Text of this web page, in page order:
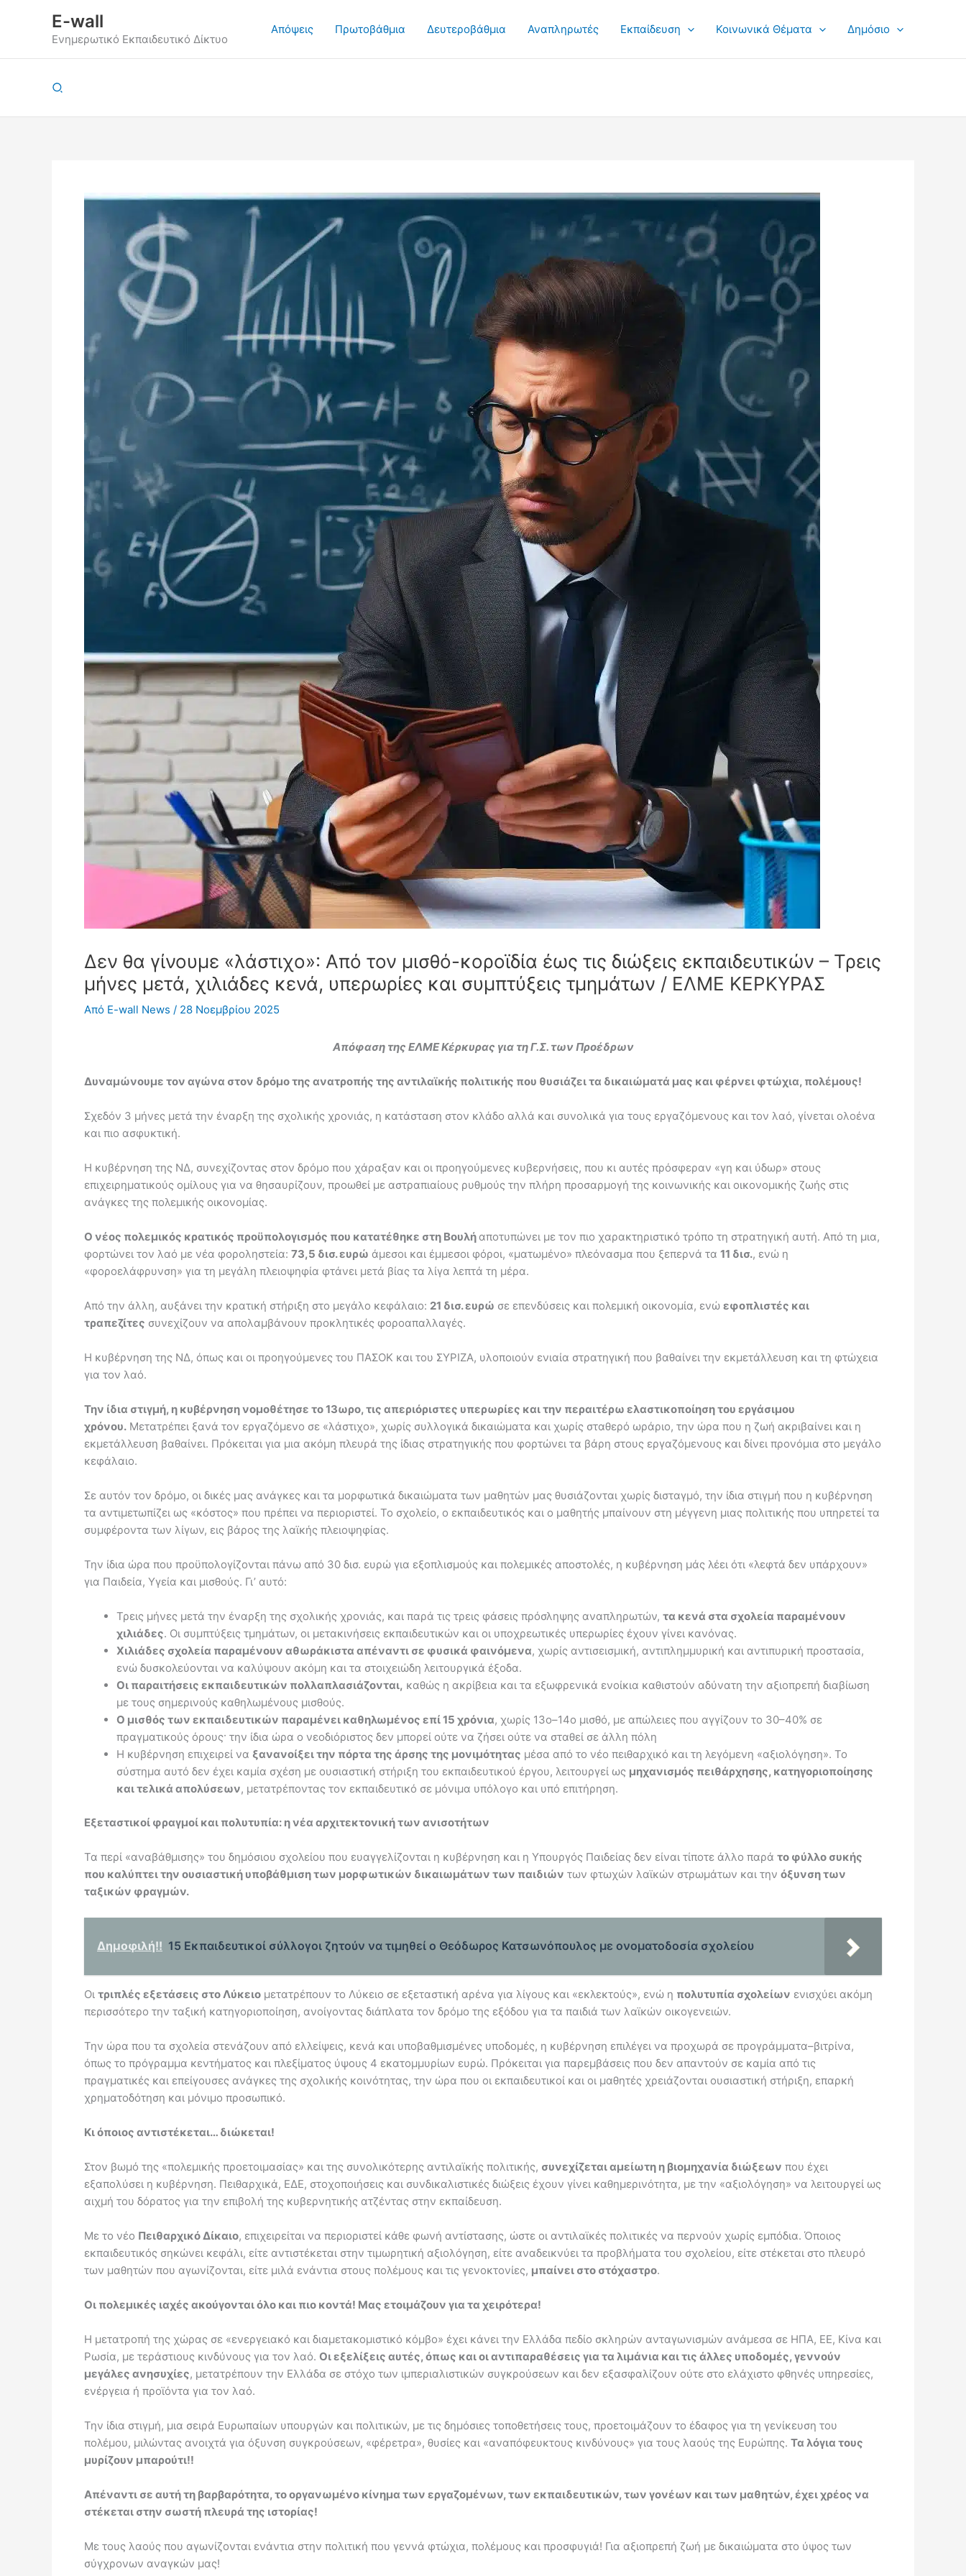
περιεχόμενο
E-wall
Ενημερωτικό Εκπαιδευτικό Δίκτυο
Απόψεις Πρωτοβάθμια Δευτεροβάθμια Αναπληρωτές Εκπαίδευση Κοινωνικά Θέματα Δημόσιο
Αναζήτηση
Δεν θα γίνουμε «λάστιχο»: Από τον μισθό-κοροϊδία έως τις διώξεις εκπαιδευτικών – Τρεις
μήνες μετά, χιλιάδες κενά, υπερωρίες και συμπτύξεις τμημάτων / ΕΛΜΕ ΚΕΡΚΥΡΑΣ
Από E-wall News / 28 Νοεμβρίου 2025
Απόφαση της ΕΛΜΕ Κέρκυρας για τη Γ.Σ. των Προέδρων
Δυναμώνουμε τον αγώνα στον δρόμο της ανατροπής της αντιλαϊκής πολιτικής που θυσιάζει τα δικαιώματά μας και φέρνει φτώχια, πολέμους!
Σχεδόν 3 μήνες μετά την έναρξη της σχολικής χρονιάς, η κατάσταση στον κλάδο αλλά και συνολικά για τους εργαζόμενους και τον λαό, γίνεται ολοένα
και πιο ασφυκτική.
Η κυβέρνηση της ΝΔ, συνεχίζοντας στον δρόμο που χάραξαν και οι προηγούμενες κυβερνήσεις, που κι αυτές πρόσφεραν «γη και ύδωρ» στους
επιχειρηματικούς ομίλους για να θησαυρίζουν, προωθεί με αστραπιαίους ρυθμούς την πλήρη προσαρμογή της κοινωνικής και οικονομικής ζωής στις
ανάγκες της πολεμικής οικονομίας.
Ο νέος πολεμικός κρατικός προϋπολογισμός που κατατέθηκε στη Βουλή αποτυπώνει με τον πιο χαρακτηριστικό τρόπο τη στρατηγική αυτή. Από τη μια,
φορτώνει τον λαό με νέα φοροληστεία: 73,5 δισ. ευρώ άμεσοι και έμμεσοι φόροι, «ματωμένο» πλεόνασμα που ξεπερνά τα 11 δισ., ενώ η
«φοροελάφρυνση» για τη μεγάλη πλειοψηφία φτάνει μετά βίας τα λίγα λεπτά τη μέρα.
Από την άλλη, αυξάνει την κρατική στήριξη στο μεγάλο κεφάλαιο: 21 δισ. ευρώ σε επενδύσεις και πολεμική οικονομία, ενώ εφοπλιστές και
τραπεζίτες συνεχίζουν να απολαμβάνουν προκλητικές φοροαπαλλαγές.
Η κυβέρνηση της ΝΔ, όπως και οι προηγούμενες του ΠΑΣΟΚ και του ΣΥΡΙΖΑ, υλοποιούν ενιαία στρατηγική που βαθαίνει την εκμετάλλευση και τη φτώχεια
για τον λαό.
Την ίδια στιγμή, η κυβέρνηση νομοθέτησε το 13ωρο, τις απεριόριστες υπερωρίες και την περαιτέρω ελαστικοποίηση του εργάσιμου
χρόνου. Μετατρέπει ξανά τον εργαζόμενο σε «λάστιχο», χωρίς συλλογικά δικαιώματα και χωρίς σταθερό ωράριο, την ώρα που η ζωή ακριβαίνει και η
εκμετάλλευση βαθαίνει. Πρόκειται για μια ακόμη πλευρά της ίδιας στρατηγικής που φορτώνει τα βάρη στους εργαζόμενους και δίνει προνόμια στο μεγάλο
κεφάλαιο.
Σε αυτόν τον δρόμο, οι δικές μας ανάγκες και τα μορφωτικά δικαιώματα των μαθητών μας θυσιάζονται χωρίς δισταγμό, την ίδια στιγμή που η κυβέρνηση
τα αντιμετωπίζει ως «κόστος» που πρέπει να περιοριστεί. Το σχολείο, ο εκπαιδευτικός και ο μαθητής μπαίνουν στη μέγγενη μιας πολιτικής που υπηρετεί τα
συμφέροντα των λίγων, εις βάρος της λαϊκής πλειοψηφίας.
Την ίδια ώρα που προϋπολογίζονται πάνω από 30 δισ. ευρώ για εξοπλισμούς και πολεμικές αποστολές, η κυβέρνηση μάς λέει ότι «λεφτά δεν υπάρχουν»
για Παιδεία, Υγεία και μισθούς. Γι’ αυτό:
Τρεις μήνες μετά την έναρξη της σχολικής χρονιάς, και παρά τις τρεις φάσεις πρόσληψης αναπληρωτών, τα κενά στα σχολεία παραμένουν
χιλιάδες. Οι συμπτύξεις τμημάτων, οι μετακινήσεις εκπαιδευτικών και οι υποχρεωτικές υπερωρίες έχουν γίνει κανόνας.
Χιλιάδες σχολεία παραμένουν αθωράκιστα απέναντι σε φυσικά φαινόμενα, χωρίς αντισεισμική, αντιπλημμυρική και αντιπυρική προστασία,
ενώ δυσκολεύονται να καλύψουν ακόμη και τα στοιχειώδη λειτουργικά έξοδα.
Οι παραιτήσεις εκπαιδευτικών πολλαπλασιάζονται, καθώς η ακρίβεια και τα εξωφρενικά ενοίκια καθιστούν αδύνατη την αξιοπρεπή διαβίωση
με τους σημερινούς καθηλωμένους μισθούς.
Ο μισθός των εκπαιδευτικών παραμένει καθηλωμένος επί 15 χρόνια, χωρίς 13ο–14ο μισθό, με απώλειες που αγγίζουν το 30–40% σε
πραγματικούς όρους· την ίδια ώρα ο νεοδιόριστος δεν μπορεί ούτε να ζήσει ούτε να σταθεί σε άλλη πόλη
Η κυβέρνηση επιχειρεί να ξανανοίξει την πόρτα της άρσης της μονιμότητας μέσα από το νέο πειθαρχικό και τη λεγόμενη «αξιολόγηση». Το
σύστημα αυτό δεν έχει καμία σχέση με ουσιαστική στήριξη του εκπαιδευτικού έργου, λειτουργεί ως μηχανισμός πειθάρχησης, κατηγοριοποίησης
και τελικά απολύσεων, μετατρέποντας τον εκπαιδευτικό σε μόνιμα υπόλογο και υπό επιτήρηση.
Εξεταστικοί φραγμοί και πολυτυπία: η νέα αρχιτεκτονική των ανισοτήτων
Τα περί «αναβάθμισης» του δημόσιου σχολείου που ευαγγελίζονται η κυβέρνηση και η Υπουργός Παιδείας δεν είναι τίποτε άλλο παρά το φύλλο συκής
που καλύπτει την ουσιαστική υποβάθμιση των μορφωτικών δικαιωμάτων των παιδιών των φτωχών λαϊκών στρωμάτων και την όξυνση των
ταξικών φραγμών.
Δημοφιλή!! 15 Εκπαιδευτικοί σύλλογοι ζητούν να τιμηθεί ο Θεόδωρος Κατσωνόπουλος με ονοματοδοσία σχολείου
Οι τριπλές εξετάσεις στο Λύκειο μετατρέπουν το Λύκειο σε εξεταστική αρένα για λίγους και «εκλεκτούς», ενώ η πολυτυπία σχολείων ενισχύει ακόμη
περισσότερο την ταξική κατηγοριοποίηση, ανοίγοντας διάπλατα τον δρόμο της εξόδου για τα παιδιά των λαϊκών οικογενειών.
Την ώρα που τα σχολεία στενάζουν από ελλείψεις, κενά και υποβαθμισμένες υποδομές, η κυβέρνηση επιλέγει να προχωρά σε προγράμματα–βιτρίνα,
όπως το πρόγραμμα κεντήματος και πλεξίματος ύψους 4 εκατομμυρίων ευρώ. Πρόκειται για παρεμβάσεις που δεν απαντούν σε καμία από τις
πραγματικές και επείγουσες ανάγκες της σχολικής κοινότητας, την ώρα που οι εκπαιδευτικοί και οι μαθητές χρειάζονται ουσιαστική στήριξη, επαρκή
χρηματοδότηση και μόνιμο προσωπικό.
Κι όποιος αντιστέκεται… διώκεται!
Στον βωμό της «πολεμικής προετοιμασίας» και της συνολικότερης αντιλαϊκής πολιτικής, συνεχίζεται αμείωτη η βιομηχανία διώξεων που έχει
εξαπολύσει η κυβέρνηση. Πειθαρχικά, ΕΔΕ, στοχοποιήσεις και συνδικαλιστικές διώξεις έχουν γίνει καθημερινότητα, με την «αξιολόγηση» να λειτουργεί ως
αιχμή του δόρατος για την επιβολή της κυβερνητικής ατζέντας στην εκπαίδευση.
Με το νέο Πειθαρχικό Δίκαιο, επιχειρείται να περιοριστεί κάθε φωνή αντίστασης, ώστε οι αντιλαϊκές πολιτικές να περνούν χωρίς εμπόδια. Όποιος
εκπαιδευτικός σηκώνει κεφάλι, είτε αντιστέκεται στην τιμωρητική αξιολόγηση, είτε αναδεικνύει τα προβλήματα του σχολείου, είτε στέκεται στο πλευρό
των μαθητών που αγωνίζονται, είτε μιλά ενάντια στους πολέμους και τις γενοκτονίες, μπαίνει στο στόχαστρο.
Οι πολεμικές ιαχές ακούγονται όλο και πιο κοντά! Μας ετοιμάζουν για τα χειρότερα!
Η μετατροπή της χώρας σε «ενεργειακό και διαμετακομιστικό κόμβο» έχει κάνει την Ελλάδα πεδίο σκληρών ανταγωνισμών ανάμεσα σε ΗΠΑ, ΕΕ, Κίνα και
Ρωσία, με τεράστιους κινδύνους για τον λαό. Οι εξελίξεις αυτές, όπως και οι αντιπαραθέσεις για τα λιμάνια και τις άλλες υποδομές, γεννούν
μεγάλες ανησυχίες, μετατρέπουν την Ελλάδα σε στόχο των ιμπεριαλιστικών συγκρούσεων και δεν εξασφαλίζουν ούτε στο ελάχιστο φθηνές υπηρεσίες,
ενέργεια ή προϊόντα για τον λαό.
Την ίδια στιγμή, μια σειρά Ευρωπαίων υπουργών και πολιτικών, με τις δημόσιες τοποθετήσεις τους, προετοιμάζουν το έδαφος για τη γενίκευση του
πολέμου, μιλώντας ανοιχτά για όξυνση συγκρούσεων, «φέρετρα», θυσίες και «αναπόφευκτους κινδύνους» για τους λαούς της Ευρώπης. Τα λόγια τους
μυρίζουν μπαρούτι!!
Απέναντι σε αυτή τη βαρβαρότητα, το οργανωμένο κίνημα των εργαζομένων, των εκπαιδευτικών, των γονέων και των μαθητών, έχει χρέος να
στέκεται στην σωστή πλευρά της ιστορίας!
Με τους λαούς που αγωνίζονται ενάντια στην πολιτική που γεννά φτώχια, πολέμους και προσφυγιά! Για αξιοπρεπή ζωή με δικαιώματα στο ύψος των
σύγχρονων αναγκών μας!